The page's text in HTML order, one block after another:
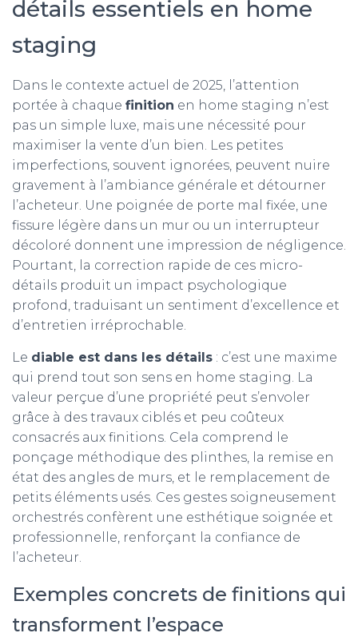
détails essentiels en home
staging
Dans le contexte actuel de 2025, l’attention
portée à chaque finition en home staging n’est
pas un simple luxe, mais une nécessité pour
maximiser la vente d’un bien. Les petites
imperfections, souvent ignorées, peuvent nuire
gravement à l’ambiance générale et détourner
l’acheteur. Une poignée de porte mal fixée, une
fissure légère dans un mur ou un interrupteur
décoloré donnent une impression de négligence.
Pourtant, la correction rapide de ces micro-
détails produit un impact psychologique
profond, traduisant un sentiment d’excellence et
d’entretien irréprochable.
Le diable est dans les détails : c’est une maxime
qui prend tout son sens en home staging. La
valeur perçue d’une propriété peut s’envoler
grâce à des travaux ciblés et peu coûteux
consacrés aux finitions. Cela comprend le
ponçage méthodique des plinthes, la remise en
état des angles de murs, et le remplacement de
petits éléments usés. Ces gestes soigneusement
orchestrés confèrent une esthétique soignée et
professionnelle, renforçant la confiance de
l’acheteur.
Exemples concrets de finitions qui
transforment l’espace